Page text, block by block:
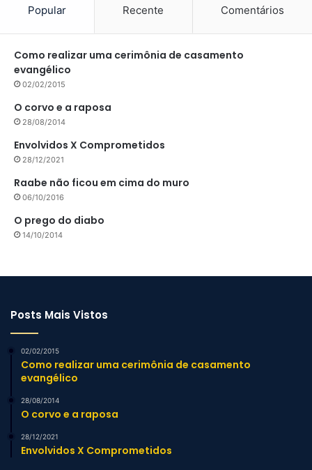
Popular Recente Comentários
Como realizar uma cerimônia de casamento
evangélico
02/02/2015
O corvo e a raposa
28/08/2014
Envolvidos X Comprometidos
28/12/2021
Raabe não ficou em cima do muro
06/10/2016
O prego do diabo
14/10/2014
Posts Mais Vistos
02/02/2015
Como realizar uma cerimônia de casamento
evangélico
28/08/2014
O corvo e a raposa
28/12/2021
Envolvidos X Comprometidos